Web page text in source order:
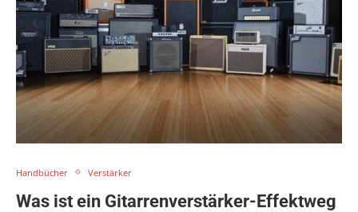
Handbücher Verstärker
Was ist ein Gitarrenverstärker-Effektweg